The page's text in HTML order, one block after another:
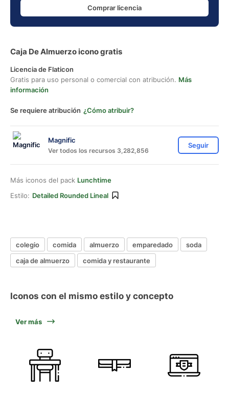
Comprar licencia
Caja De Almuerzo icono gratis
Licencia de Flaticon
Gratis para uso personal o comercial con atribución. Más
información
Se requiere atribución ¿Cómo atribuir?
Magnific
Ver todos los recursos 3,282,856
Seguir
Más iconos del pack Lunchtime
Estilo: Detailed Rounded Lineal
colegio comida almuerzo emparedado
soda
caja de almuerzo
comida y restaurante
Iconos con el mismo estilo y concepto
Ver más